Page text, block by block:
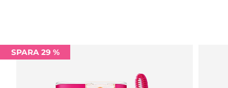
SPARA 29 %